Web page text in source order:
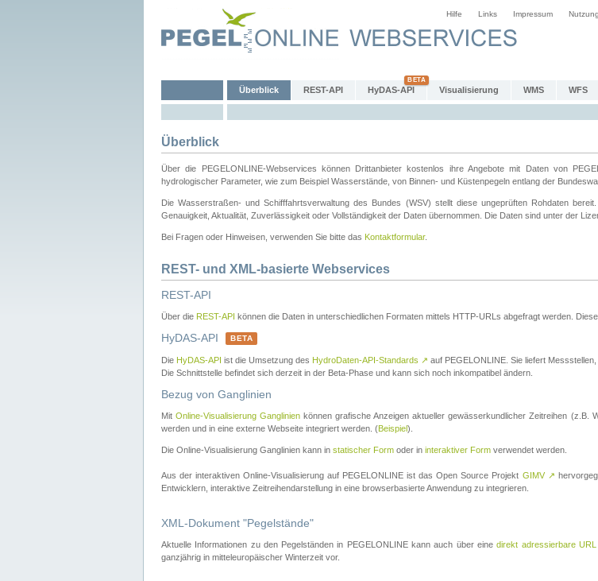
Hilfe Links Impressum
Überblick REST-API HyDAS-API Visualisierung WMS WFS
Überblick
Über die PEGELONLINE-Webservices können Drittanbieter kostenlos ihre Angebote mit Daten von
hydrologischer Parameter, wie zum Beispiel Wasserstände, von Binnen- und Küstenpegeln entlang der
Die Wasserstraßen- und Schifffahrtsverwaltung des Bundes (WSV) stellt diese ungeprüften Rohdaten
Genauigkeit, Aktualität, Zuverlässigkeit oder Vollständigkeit der Daten übernommen. Die Daten sind unter der
Bei Fragen oder Hinweisen, verwenden Sie bitte das Kontaktformular.
REST- und XML-basierte Webservices
REST-API
Über die REST-API können die Daten in unterschiedlichen Formaten mittels HTTP-URLs abgefragt werden.
HyDAS-API BETA
Die HyDAS-API ist die Umsetzung des HydroDaten-API-Standards ↗ auf PEGELONLINE. Sie liefert
Die Schnittstelle befindet sich derzeit in der Beta-Phase und kann sich noch inkompatibel ändern.
Bezug von Ganglinien
MitOnline-Visualisierung Ganglinien können grafische Anzeigen aktueller gewässerkundlicher Zeitreihen
werden und in eine externe Webseite integriert werden. (Beispiel).
Die Online-Visualisierung Ganglinien kann in statischer Form oder in interaktiver Form verwendet werden.
Aus der interaktiven Online-Visualisierung auf PEGELONLINE ist das Open Source Projekt GIMV ↗
Entwicklern, interaktive Zeitreihendarstellung in eine browserbasierte Anwendung zu integrieren.
XML-Dokument "Pegelstände"
Aktuelle Informationen zu den Pegelständen in PEGELONLINE kann auch über einedirekt adressierbare URL
ganzjährig in mitteleuropäischer Winterzeit vor.